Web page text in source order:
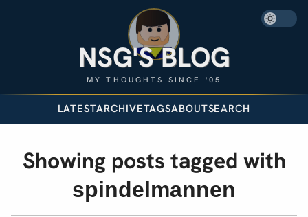
NSG'S BLOG
MY THOUGHTS SINCE '05
LATESTARCHIVETAGSABOUTSEARCH
Showing posts tagged with
spindelmannen